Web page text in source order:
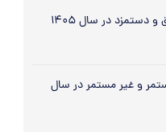
در سال ۱۴۰۵
و غیر مستمر در سال